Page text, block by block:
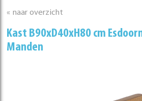
« naar overzicht
Kast B90xD40xH80 cm
Manden